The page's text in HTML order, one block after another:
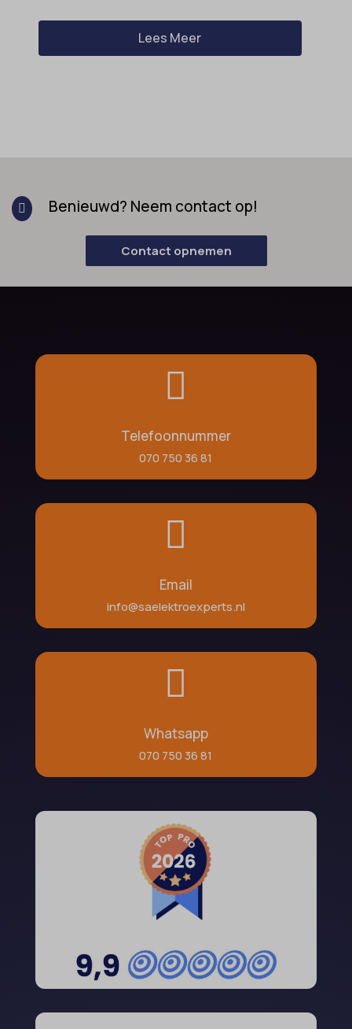
Lees Meer
 Benieuwd? Neem contact op!
Contact opnemen

Telefoonnummer
070 750 36 81

Email
info@saelektroexperts.nl

Whatsapp
070 750 36 81